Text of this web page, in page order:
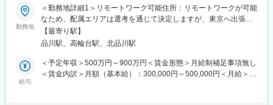
しています。
(2)プロジェクトマネジメント体制：プロジェクトマネージャー、
スーパーバイザーが日々の活動をフォローします。定期的な連絡
や面談のほか、必要に応じて素早くバックアップに入るなど、MR
として結果を出せるように万全のサポート体制を整えています。
(3)豊富なプロジェクト数、50社を超える多数の取引メーカー：同
業他社と比較しても、多くのプロジェクト数があり、様々なご経
【具体的な業務詳細】
国内トップクラスのプロジェクト受託実績を誇る当社の一員とし
て、医薬品PJなどを中心にリモートMRとしてクライアントビジ
ネス拡大に貢献していただきます。
具体的なプロジェクトは選考の過程でお伝えいたしますので、是
非お気軽にご応募くださいませ！
勤務地
＜勤務地詳細1＞リモートワーク可能住所：リモートワークが可能
なため、配属エリアは選考を通じて決定しますが、東京へ出張が
可能な方歓迎です。 受動喫煙対策：屋内全面禁煙＜勤務地詳細2
＞本社住所：東京都港区高輪4-10-18 京急第1ビル勤務地最寄駅：
定める事業所
【最寄り駅】
品川駅、高輪台駅、北品川駅
給与
＜予定年収＞500万円～900万円＜賃金形態＞月給制補足事項無し
＜賃金内訳＞月額（基本給）：300,000円～500,000円＜月給＞